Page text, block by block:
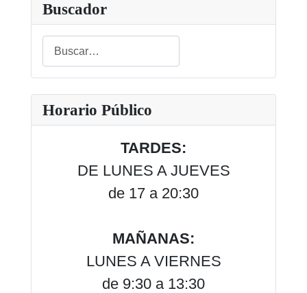
Buscador
Buscar
Type 2 or more characters for results.
Horario Público
TARDES:
DE LUNES A JUEVES
de 17 a 20:30
MAÑANAS:
LUNES A VIERNES
de 9:30 a 13:30